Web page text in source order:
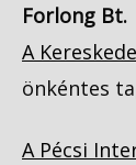
Forlong Bt.
A
önkéntes
A Pécsi